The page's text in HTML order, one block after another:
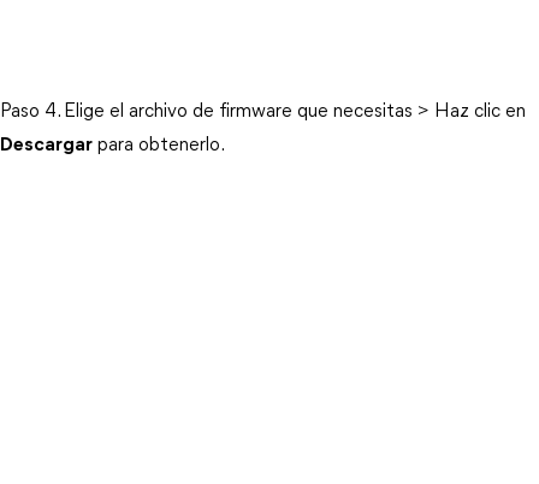
Paso 4. Elige el archivo de firmware que necesitas > Haz clic en
Descargar para obtenerlo.